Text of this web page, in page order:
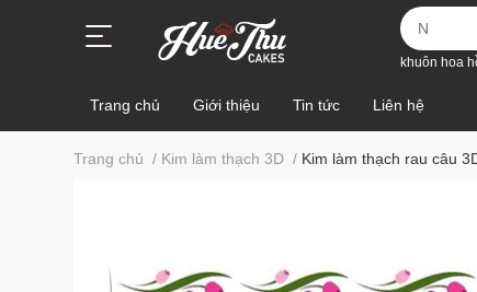
khuôn hoa
Trang chủ Giới thiệu Tin tức Liên hệ
Trang chủ / Kim làm thạch 3D / Kim làm thạch rau câu